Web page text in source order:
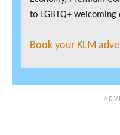
to LGBTQ+
Book your KLM